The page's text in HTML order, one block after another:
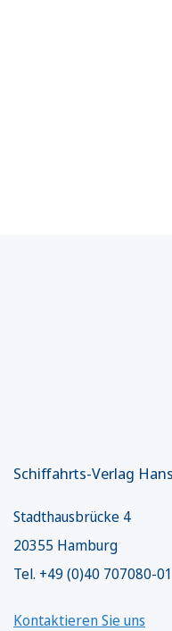
Schiffahrts-Verlag
Stadthausbrücke 4
20355 Hamburg
Tel. +49 (0)40 707080-01
Kontaktieren Sie uns